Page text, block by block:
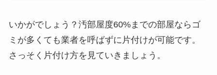
いかがでしょう？汚部屋度60%までの部屋ならゴ
ミが多くても業者を呼ばずに片付けが可能です。
さっそく片付け方を見ていきましょう。